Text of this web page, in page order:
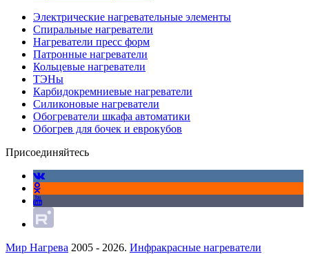
Электрические нагревательные элементы
Спиральные нагреватели
Нагреватели пресс форм
Патронные нагреватели
Кольцевые нагреватели
ТЭНы
Карбидокремниевые нагреватели
Силиконовые нагреватели
Обогреватели шкафа автоматики
Обогрев для бочек и еврокубов
Присоединяйтесь
Мир Нагрева 2005 - 2026. Инфракрасные нагреватели